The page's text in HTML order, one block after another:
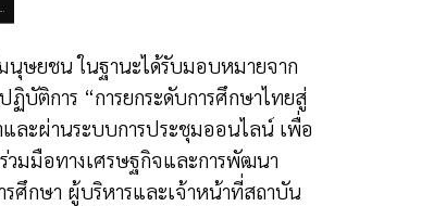
นุษยชน ในฐานะได้รับมอบหมายจาก
บัติการ “การยกระดับการศึกษาไทยสู่
ละผ่านระบบการประชุมออนไลน์ เพื่อ
ร่วมมือทางเศรษฐกิจและการพัฒนา
ศึกษา ผู้บริหารและเจ้าหน้าที่สถาบัน